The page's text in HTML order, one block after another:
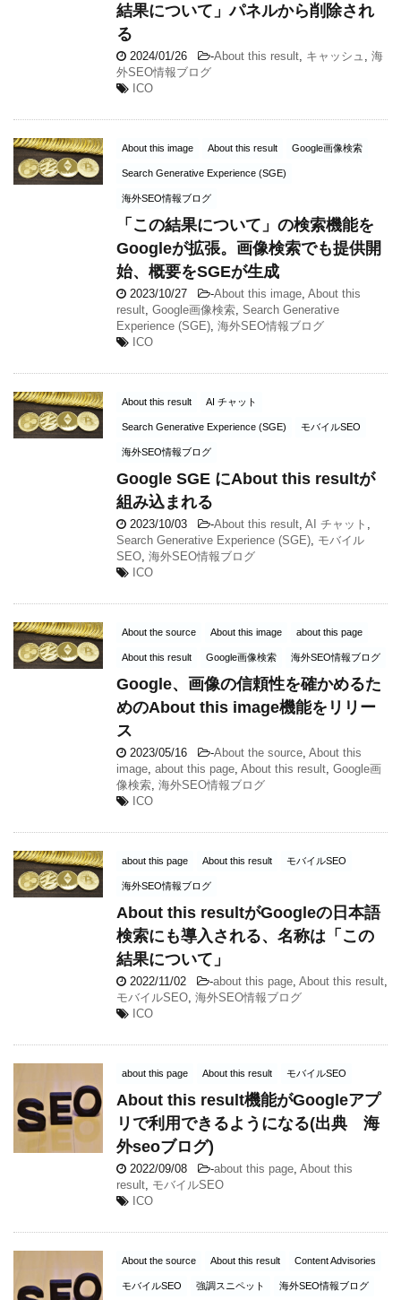
結果について」パネルから削除され
る
2024/01/26 -About this result キャッシュ
海
外SEO情報ブログ
ICO
About this image About this result Google画像検索
Search Generative Experience (SGE)
海外SEO情報ブログ
「この結果について」の検索機能を
Googleが拡張。画像検索でも提供開
始、概要をSGEが生成
2023/10/27 -About this image About this
result Google画像検索 Search Generative
Experience (SGE) 海外SEO情報ブログ
ICO
About this result AI チャット
Search Generative Experience (SGE) モバイルSEO
海外SEO情報ブログ
Google SGE にAbout this resultが
組み込まれる
2023/10/03 -About this result AI チャット
Search Generative Experience (SGE) モバイル
SEO 海外SEO情報ブログ
ICO
About the source About this image about this page
About this result Google画像検索 海外SEO情報ブログ
Google、画像の信頼性を確かめるた
めのAbout this image機能をリリー
ス
2023/05/16 -About the source About this
image about this page About this result Google画
像検索 海外SEO情報ブログ
ICO
about this page About this result モバイルSEO
海外SEO情報ブログ
About this resultがGoogleの日本語
検索にも導入される、名称は「この
結果について」
2022/11/02 -about this page About this result
モバイルSEO 海外SEO情報ブログ
ICO
about this page About this result モバイルSEO
About this result機能がGoogleアプ
リで利用できるようになる(出典 海
外seoブログ)
2022/09/08 -about this page About this
result モバイルSEO
ICO
About the source About this result Content Advisories
モバイルSEO 強調スニペット 海外SEO情報ブログ